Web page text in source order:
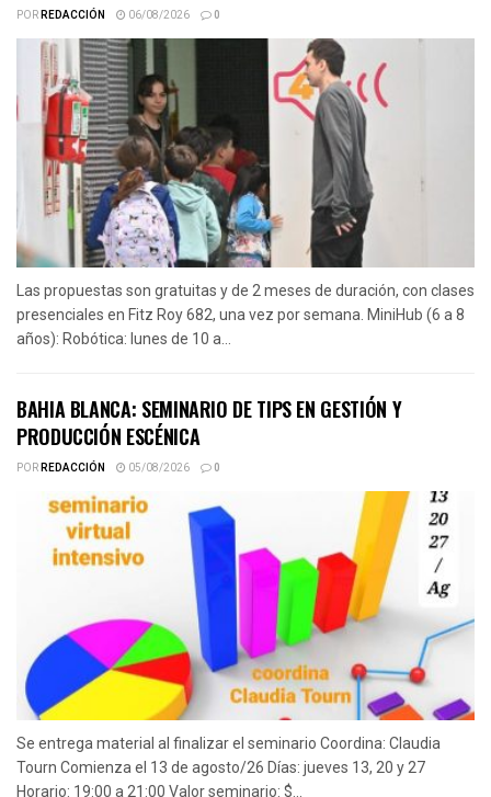
PORREDACCIÓN 06/08/2026 0
Las propuestas son gratuitas y de 2 meses de duración, con clases
presenciales en Fitz Roy 682, una vez por semana. MiniHub (6 a 8
años): Robótica: lunes de 10 a...
BAHIA BLANCA: SEMINARIO DE TIPS EN GESTIÓN Y
PRODUCCIÓN ESCÉNICA
PORREDACCIÓN 05/08/2026 0
Se entrega material al finalizar el seminario Coordina: Claudia
Tourn Comienza el 13 de agosto/26 Días: jueves 13, 20 y 27
Horario: 19:00 a 21:00 Valor seminario: $...